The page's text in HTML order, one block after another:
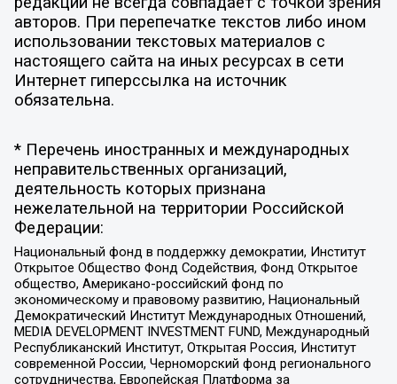
авторов. При перепечатке текстов либо ином
использовании текстовых материалов с
настоящего сайта на иных ресурсах в сети
Интернет гиперссылка на источник
обязательна.
* Перечень иностранных и международных
неправительственных организаций,
деятельность которых признана
нежелательной на территории Российской
Федерации:
Национальный фонд в поддержку демократии, Институт
Открытое Общество Фонд Содействия, Фонд Открытое
общество, Американо-российский фонд по
экономическому и правовому развитию, Национальный
Демократический Институт Международных Отношений,
MEDIA DEVELOPMENT INVESTMENT FUND, Международный
Республиканский Институт, Открытая Россия, Институт
современной России, Черноморский фонд регионального
сотрудничества, Европейская Платформа за